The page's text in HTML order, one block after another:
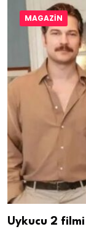
MAGAZIN
Uykucu 2